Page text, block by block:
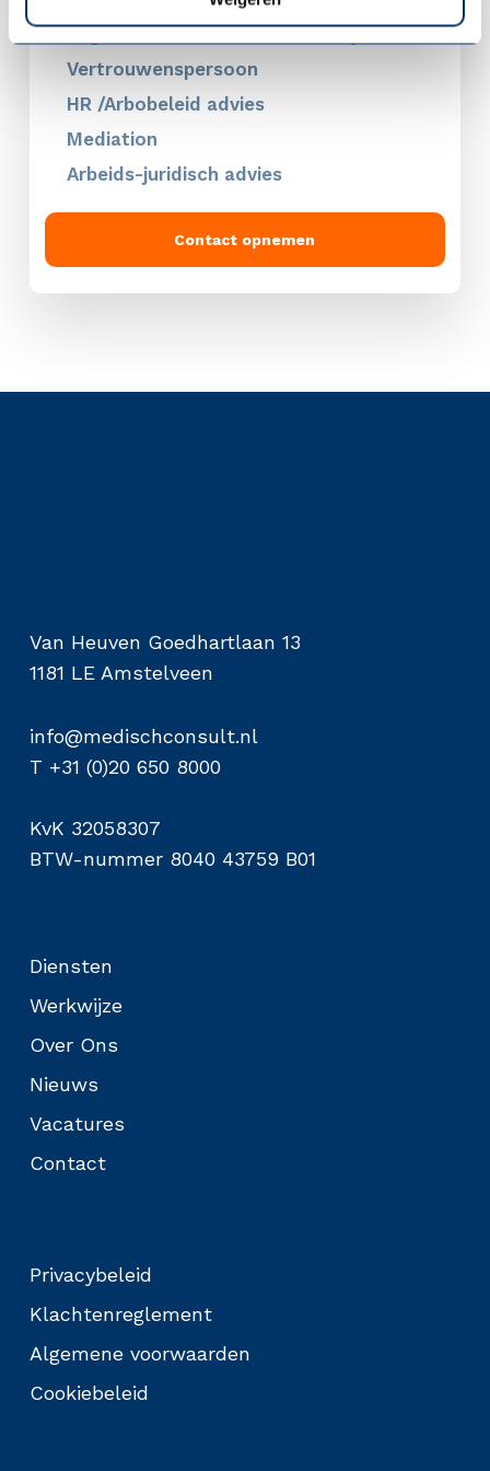
Organisatieadvies / consultancy
Vertrouwenspersoon
HR /Arbobeleid advies
Mediation
Arbeids-juridisch advies
Contact opnemen
Van Heuven Goedhartlaan 13
1181 LE Amstelveen
info@medischconsult.nl
T +31 (0)20 650 8000
KvK 32058307
BTW-nummer 8040 43759 B01
Diensten
Werkwijze
Over Ons
Nieuws
Vacatures
Contact
Privacybeleid
Klachtenreglement
Algemene voorwaarden
Cookiebeleid